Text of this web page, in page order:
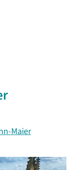
Maier